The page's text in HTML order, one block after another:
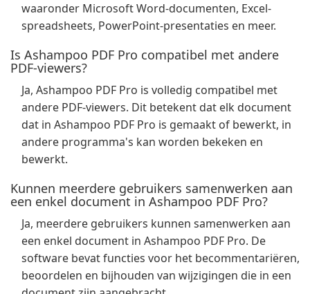
waaronder Microsoft Word-documenten, Excel-
spreadsheets, PowerPoint-presentaties en meer.
Is Ashampoo PDF Pro compatibel met andere
PDF-viewers?
Ja, Ashampoo PDF Pro is volledig compatibel met
andere PDF-viewers. Dit betekent dat elk document
dat in Ashampoo PDF Pro is gemaakt of bewerkt, in
andere programma's kan worden bekeken en
bewerkt.
Kunnen meerdere gebruikers samenwerken aan
een enkel document in Ashampoo PDF Pro?
Ja, meerdere gebruikers kunnen samenwerken aan
een enkel document in Ashampoo PDF Pro. De
software bevat functies voor het becommentariëren,
beoordelen en bijhouden van wijzigingen die in een